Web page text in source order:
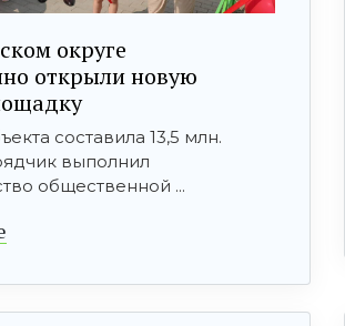
округе
открыли новую
составила 13,5 млн.
выполнил
общественной ...